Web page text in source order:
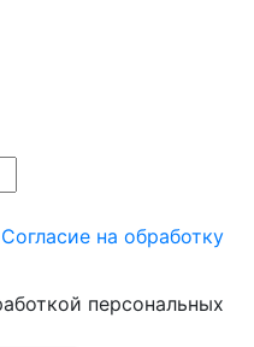
Согласие на обработку
персональных